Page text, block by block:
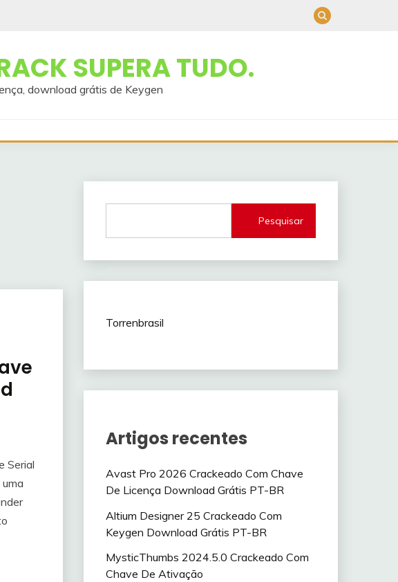
SUPERA TUDO.
download grátis de Keygen
Serial
Pesquisar
Torrenbrasil
Artigos recentes
Avast Pro 2026 Crackeado Com Chave
De Licença Download Grátis PT-BR
Altium Designer 25 Crackeado Com
Keygen Download Grátis PT-BR
MysticThumbs 2024.5.0 Crackeado Com
Chave De Ativação